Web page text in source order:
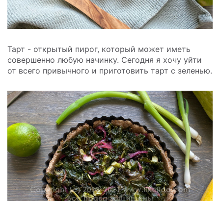
Тарт - открытый пирог, который может иметь
совершенно любую начинку. Сегодня я хочу уйти
от всего привычного и приготовить тарт с зеленью.